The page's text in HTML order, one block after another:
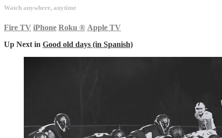
Watch anywhere, anytime
Fire TV iPhone Roku ® Apple TV
Up Next in Good old days (in Spanish)